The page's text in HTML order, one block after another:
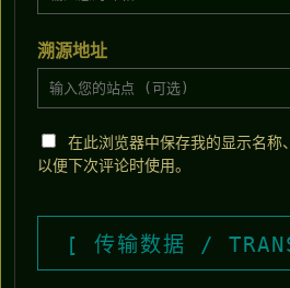
溯源地址
在此浏览器中保存我的显示名称
以便下次评论时使用。